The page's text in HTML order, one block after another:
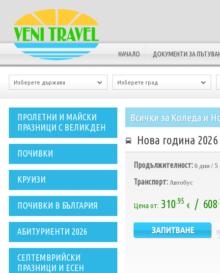
НАЧАЛО ДОКУМЕНТИ ЗА
ПРОЛЕТНИ И МАЙСКИ
ПРАЗНИЦИ С ВЕЛИКДЕН
ПОЧИВКИ
КРУИЗИ
ПОЧИВКИ В БЪЛГАРИЯ
АБИТУРИЕНТИ 2026
СЕПТЕМВРИЙСКИ
ПРАЗНИЦИ И ЕСЕН
Всички за Коледа и
Нова година
Продължителност: 6 дни / 5
Транспорт: Автобус
Цена от: 310.95
€ / 608